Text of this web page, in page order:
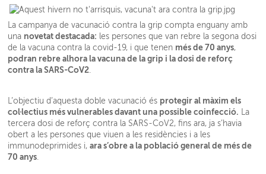
La campanya de vacunació contra la grip compta enguany amb
una novetat destacada: les persones que van rebre la segona dosi
de la vacuna contra la covid-19, i que tenen més de 70 anys,
podran rebre alhora la vacuna de la grip i la dosi de reforç
contra la SARS-CoV2.
L’objectiu d’aquesta doble vacunació és protegir al màxim els
col·lectius més vulnerables davant una possible coinfecció. La
tercera dosi de reforç contra la SARS-CoV2, fins ara, ja s’havia
obert a les persones que viuen a les residències i a les
immunodeprimides i,ara s’obre a la població general de més de
70 anys.